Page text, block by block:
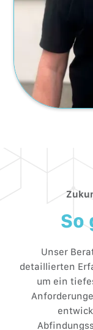
So
Unser
detaillierten
um ein